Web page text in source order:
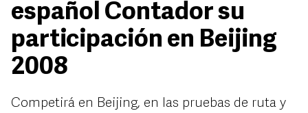
español Contador su
participación en Beijing
2008
Competirá en Beijing, en las pruebas de ruta y